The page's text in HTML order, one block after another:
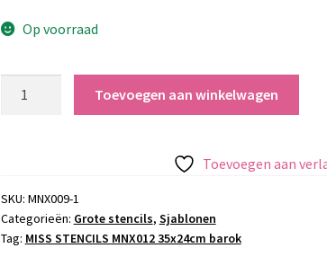
Op voorraad
aantal
Toevoegen aan winkelwagen
Toevoegen aan
SKU: MNX009-1
Categorieën: Grote stencils, Sjablonen
Tag: MISS STENCILS MNX012 35x24cm barok